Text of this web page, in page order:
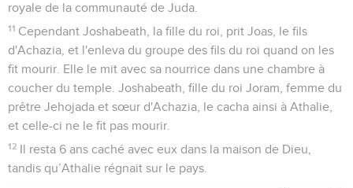
royale de la communauté de Juda.
11 Cependant Joshabeath, la fille du roi, prit Joas, le fils
d'Achazia, et l'enleva du groupe des fils du roi quand on les
fit mourir. Elle le mit avec sa nourrice dans une chambre à
coucher du temple. Joshabeath, fille du roi Joram, femme du
prêtre Jehojada et sœur d'Achazia, le cacha ainsi à Athalie,
et celle-ci ne le fit pas mourir.
12 Il resta 6 ans caché avec eux dans la maison de Dieu,
tandis qu’Athalie régnait sur le pays.